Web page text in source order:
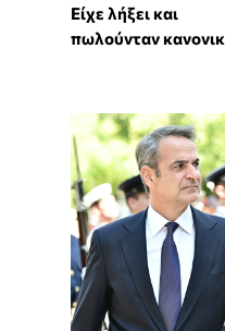
Είχε λήξει και
πωλούνταν